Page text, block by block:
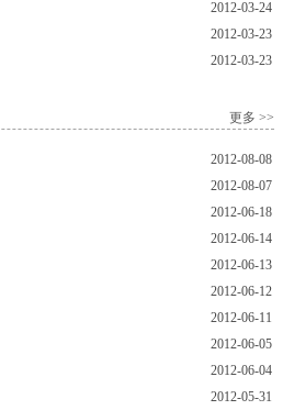
2012-03-24
2012-03-23
2012-03-23
更多 >>
2012-08-08
2012-08-07
2012-06-18
2012-06-14
2012-06-13
2012-06-12
2012-06-11
2012-06-05
2012-06-04
2012-05-31